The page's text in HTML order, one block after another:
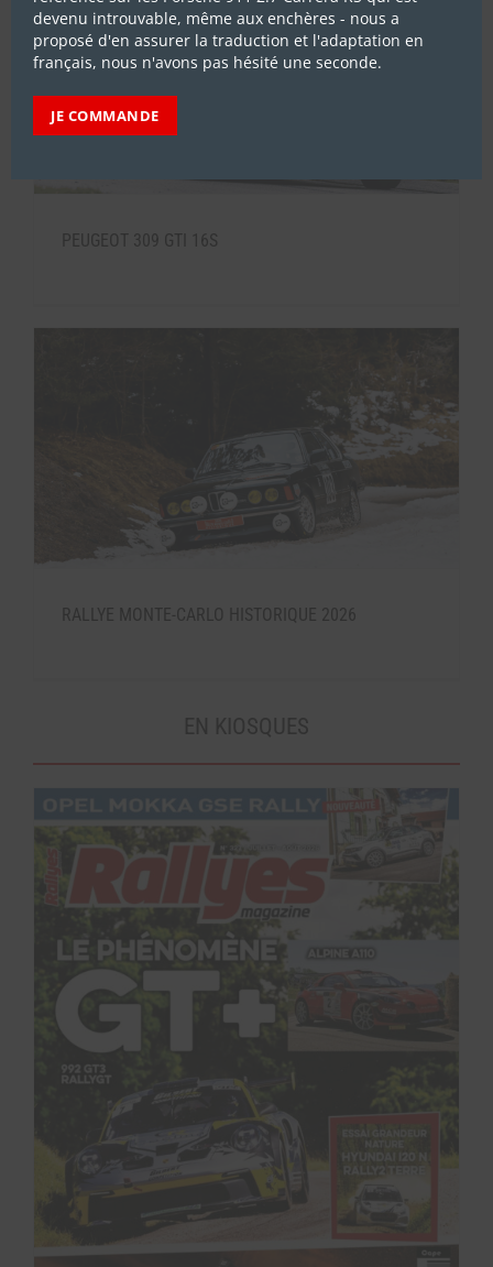
PEUGEOT 309 GTI 16S
RALLYE MONTE-CARLO HISTORIQUE 2026
devenu introuvable, même aux enchères - nous a
proposé d'en assurer la traduction et l'adaptation en
français, nous n'avons pas hésité une seconde.
JE COMMANDE